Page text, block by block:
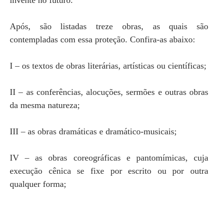
Após, são listadas treze obras, as quais são
contempladas com essa proteção. Confira-as abaixo:
I – os textos de obras literárias, artísticas ou científicas;
II – as conferências, alocuções, sermões e outras obras
da mesma natureza;
III – as obras dramáticas e dramático-musicais;
IV – as obras coreográficas e pantomímicas, cuja
execução cênica se fixe por escrito ou por outra
qualquer forma;